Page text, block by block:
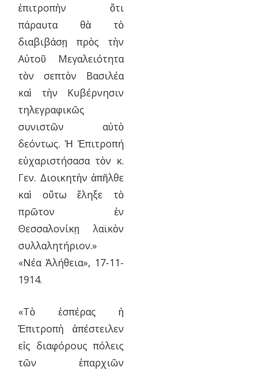
ἐπιτροπὴν ὅτι
πάραυτα θὰ τὸ
διαβιβάσῃ πρὸς τὴν
Αὐτοῦ Μεγαλειότητα
τὸν σεπτὸν Βασιλέα
καὶ τὴν Κυβέρνησιν
τηλεγραφικῶς
συνιστῶν αὐτὸ
δεόντως. Ἡ Ἐπιτροπή
εὐχαριστήσασα τὸν κ.
Γεν. Διοικητὴν ἀπῆλθε
καὶ οὕτω ἔληξε τὸ
πρῶτον ἐν
Θεσσαλονίκῃ λαϊκὸν
συλλαλητήριον.»
«Νέα Ἀλήθεια», 17-11-
1914.
«Τὸ ἑσπέρας ἡ
Ἐπιτροπὴ ἀπέστειλεν
εἰς διαφόρους πόλεις
τῶν ἐπαρχιῶν